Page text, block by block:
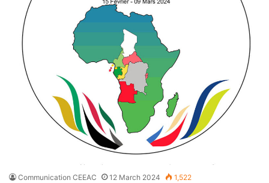
Communication CEEAC 12 March 2024 1,522